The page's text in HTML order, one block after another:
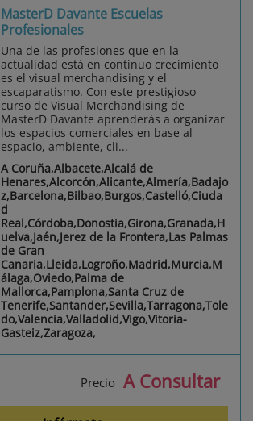
MasterD Davante Escuelas
Profesionales
Una de las profesiones que en la
actualidad está en continuo crecimiento
es el visual merchandising y el
escaparatismo. Con este prestigioso
curso de Visual Merchandising de
MasterD Davante aprenderás a organizar
los espacios comerciales en base al
espacio, ambiente, cli...
A Coruña,Albacete,Alcalá de
Henares,Alcorcón,Alicante,Almería,Badajo
z,Barcelona,Bilbao,Burgos,Castelló,Ciuda
d
Real,Córdoba,Donostia,Girona,Granada,H
uelva,Jaén,Jerez de la Frontera,Las Palmas
de Gran
Canaria,Lleida,Logroño,Madrid,Murcia,M
álaga,Oviedo,Palma de
Mallorca,Pamplona,Santa Cruz de
Tenerife,Santander,Sevilla,Tarragona,Tole
do,Valencia,Valladolid,Vigo,Vitoria-
Gasteiz,Zaragoza,
Precio A Consultar